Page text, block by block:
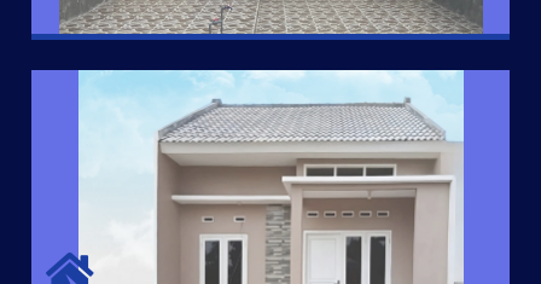
MUTIARA KOPEN
Hunian nyaman dengan suasana pedesaan. 10 menit dari pusat
kota, 2 menit dari Ring Road